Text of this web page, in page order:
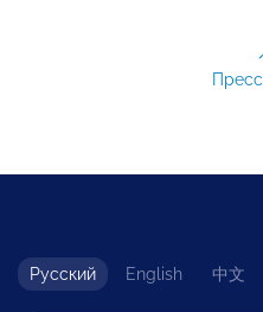
Русский English 中文